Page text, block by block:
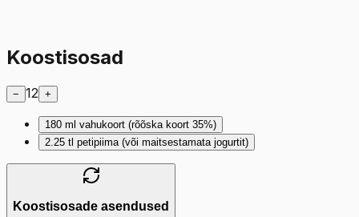
Koostisosad
− 12 +
180 ml vahukoort (rõõska koort 35%)
2.25 tl petipiima (või maitsestamata jogurtit)
Koostisosade asendused